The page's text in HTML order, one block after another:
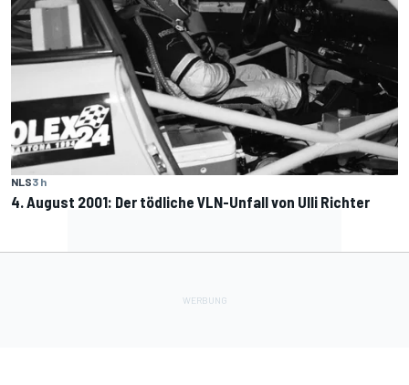
NLS3 h
4. August 2001: Der tödliche VLN-Unfall von Ulli Richter